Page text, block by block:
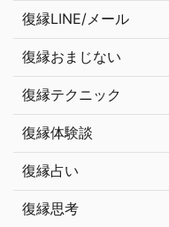
復縁LINE/メール
復縁おまじない
復縁テクニック
復縁体験談
復縁占い
復縁思考